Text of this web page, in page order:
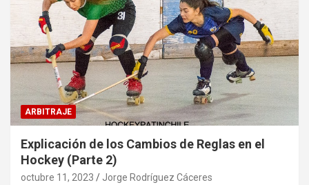
ARBITRAJE
Explicación de los Cambios de Reglas en el
Hockey (Parte 2)
octubre 11, 2023 Jorge Rodríguez Cáceres